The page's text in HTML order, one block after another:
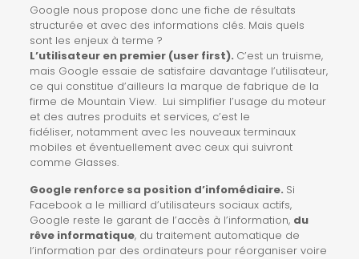
Google nous propose donc une fiche de résultats
structurée et avec des informations clés. Mais quels
sont les enjeux à terme ?
L’utilisateur en premier (user first). C’est un truisme,
mais Google essaie de satisfaire davantage l’utilisateur,
ce qui constitue d’ailleurs la marque de fabrique de la
firme de Mountain View. Lui simplifier l’usage du moteur
et des autres produits et services, c’est le
fidéliser, notamment avec les nouveaux terminaux
mobiles et éventuellement avec ceux qui suivront
comme Glasses.
Google renforce sa position d’infomédiaire. Si
Facebook a le milliard d’utilisateurs sociaux actifs,
Google reste le garant de l’accès à l’information, du
rêve informatique, du traitement automatique de
l’information par des ordinateurs pour réorganiser voire